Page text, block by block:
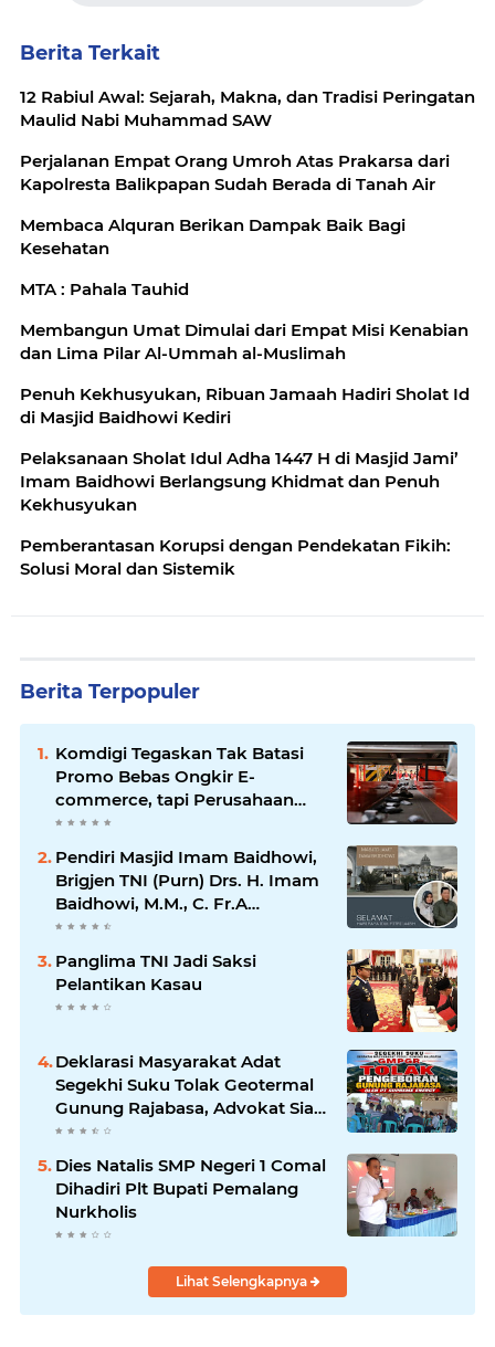
Berita Terkait
12 Rabiul Awal: Sejarah, Makna, dan Tradisi Peringatan
Maulid Nabi Muhammad SAW
Perjalanan Empat Orang Umroh Atas Prakarsa dari
Kapolresta Balikpapan Sudah Berada di Tanah Air
Membaca Alquran Berikan Dampak Baik Bagi
Kesehatan
MTA : Pahala Tauhid
Membangun Umat Dimulai dari Empat Misi Kenabian
dan Lima Pilar Al-Ummah al-Muslimah
Penuh Kekhusyukan, Ribuan Jamaah Hadiri Sholat Id
di Masjid Baidhowi Kediri
Pelaksanaan Sholat Idul Adha 1447 H di Masjid Jami’
Imam Baidhowi Berlangsung Khidmat dan Penuh
Kekhusyukan
Pemberantasan Korupsi dengan Pendekatan Fikih:
Solusi Moral dan Sistemik
Berita Terpopuler
Komdigi Tegaskan Tak Batasi
Promo Bebas Ongkir E-
commerce, tapi Perusahaan
Kurir
Pendiri Masjid Imam Baidhowi,
Brigjen TNI (Purn) Drs. H. Imam
Baidhowi, M.M., C. Fr.A
Mengucapkan Selamat Idul Fitri
1445 H
Panglima TNI Jadi Saksi
Pelantikan Kasau
Deklarasi Masyarakat Adat
Segekhi Suku Tolak Geotermal
Gunung Rajabasa, Advokat Siap
Kawal Secara Hukum
Dies Natalis SMP Negeri 1 Comal
Dihadiri Plt Bupati Pemalang
Nurkholis
Lihat Selengkapnya